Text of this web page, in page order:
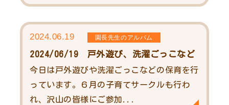
2024.06.19 園長先生のアルバム
2024/06/19 戸外遊び、洗濯ごっこなど
今日は戸外遊びや洗濯ごっこなどの保育を行
っています。６月の子育てサークルも行わ
れ、沢山の皆様にご参加...